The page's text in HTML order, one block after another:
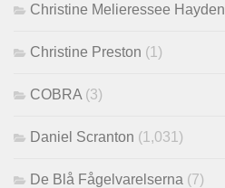
Christine Melieressee Hayden
Christine Preston (1)
COBRA (3)
Daniel Scranton (1,031)
De Blå Fågelvarelserna (7)